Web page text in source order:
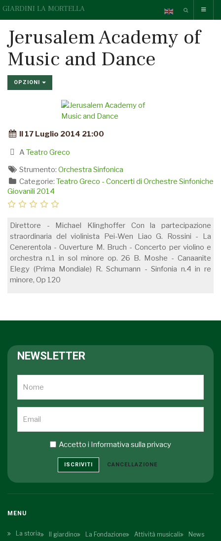
GIARDINI LA MORTELLA
Jerusalem Academy of
Music and Dance
OPZIONI
Il 17 Luglio 2014 21:00
A Teatro Greco
Strumento: Orchestra Sinfonica
Categorie: Teatro Greco - Concerti di Orchestre Sinfoniche
Giovanili 2014
Direttore - Michael Klinghoffer Con la partecipazione
straordinaria del violinista Pei-Wen Liao G. Rossini - La
Cenerentola - Ouverture M. Bruch - Concerto per violino e
orchestra n.1 in sol minore op. 26 B. Moshe - Canaanite
Elegy (Prima Mondiale) R. Schumann - Sinfonia n.4 in re
minore, Op 120
NEWSLETTER
Accetto i Informativa sulla privacy
ISCRIVITI CANCELLAZIONE
MENU
La storia Il giardino La Fondazione Attività musicali News